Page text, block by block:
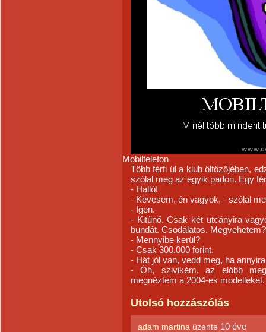
Mobiltelefon
Több férfi ül a klub öltözőjében,
szólal meg az egyik padon. Egy
- Halló!
- Kevesem, én vagyok, - szólal
- Igen.
- Kitűnő. Csak két utcányira
bundát. Csodálatos. Megvehetem?
- Mennyibe kerül?
- Csak 300.000 forint.
- Hát jól van, vedd meg, ha
- Óh, szivikém, az előbb
megnéztem a 2004-es modelleket.
Utolsó hozzászólás
adam martina üzente 10 éve